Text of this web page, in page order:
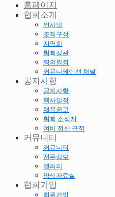
홈페이지
협회소개
인사말
조직구성
지역회
협회정관
평의원회
커뮤니케이션 채널
공지사항
공지사항
행사일정
채용공고
협회 소식지
여비 정산 규정
커뮤니티
커뮤니티
전문정보
갤러리
양식자료실
협회가입
회원가입